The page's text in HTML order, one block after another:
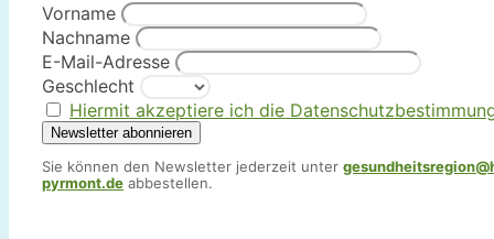
Vorname
Nachname
E-Mail-Adresse
Geschlecht
Hiermit akzeptiere ich die
Sie können den Newsletter jederzeit unter
pyrmont.de abbestellen.